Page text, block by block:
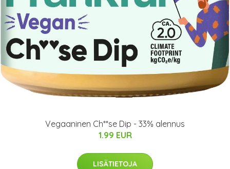
Vegaaninen Ch**se Dip - 33% alennus
1.99 EUR
LISÄTIETOJA